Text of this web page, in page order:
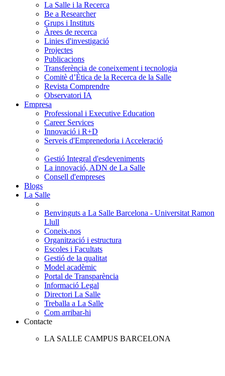
La Salle i la Recerca
Be a Researcher
Grups i Instituts
Àrees de recerca
Linies d'investigació
Projectes
Publicacions
Transferència de coneixement i tecnologia
Comitè d’Ètica de la Recerca de la Salle
Revista Comprendre
Observatori IA
Empresa
Professional i Executive Education
Career Services
Innovació i R+D
Serveis d'Emprenedoria i Acceleració
Gestió Integral d'esdeveniments
La innovació, ADN de La Salle
Consell d'empreses
Blogs
La Salle
Benvinguts a La Salle Barcelona - Universitat Ramon
Llull
Coneix-nos
Organització i estructura
Escoles i Facultats
Gestió de la qualitat
Model acadèmic
Portal de Transparència
Informació Legal
Directori La Salle
Treballa a La Salle
Com arribar-hi
Contacte
LA SALLE CAMPUS BARCELONA